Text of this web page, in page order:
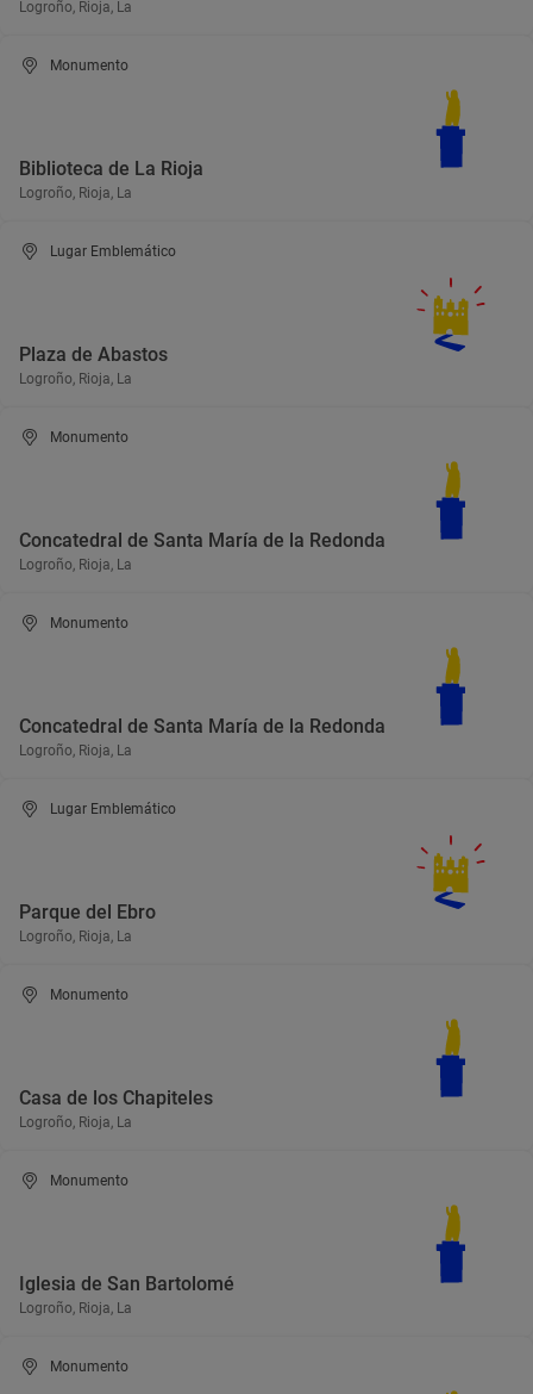
Logroño, Rioja, La
Monumento
Biblioteca de La Rioja
Logroño, Rioja, La
Lugar Emblemático
Plaza de Abastos
Logroño, Rioja, La
Monumento
Concatedral de Santa María de la Redonda
Logroño, Rioja, La
Monumento
Concatedral de Santa María de la Redonda
Logroño, Rioja, La
Lugar Emblemático
Parque del Ebro
Logroño, Rioja, La
Monumento
Casa de los Chapiteles
Logroño, Rioja, La
Monumento
Iglesia de San Bartolomé
Logroño, Rioja, La
Monumento